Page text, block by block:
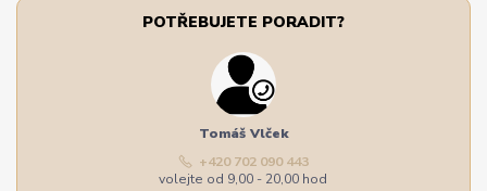
POTŘEBUJETE PORADIT?
Tomáš Vlček
+420 702 090 443
volejte od 9,00 - 20,00 hod